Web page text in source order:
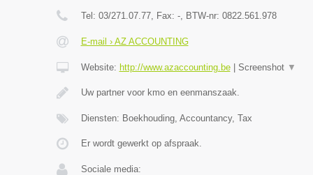
Tel: 03/271.07.77, Fax: -, BTW-nr: 0822.561.978
E-mail › AZ ACCOUNTING
Website: http://www.azaccounting.be| Screenshot ▼
Uw partner voor kmo en eenmanszaak.
Diensten: Boekhouding, Accountancy, Tax
Er wordt gewerkt op afspraak.
Sociale media: